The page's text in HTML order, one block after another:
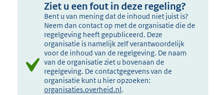
Ziet u een fout in deze regeling?
Bent u van mening dat de inhoud niet juist is?
Neem dan contact op met de organisatie die de
regelgeving heeft gepubliceerd. Deze
organisatie is namelijk zelf verantwoordelijk
voor de inhoud van de regelgeving. De naam
van de organisatie ziet u bovenaan de
regelgeving. De contactgegevens van de
organisatie kunt u hier opzoeken:
organisaties.overheid.nl.